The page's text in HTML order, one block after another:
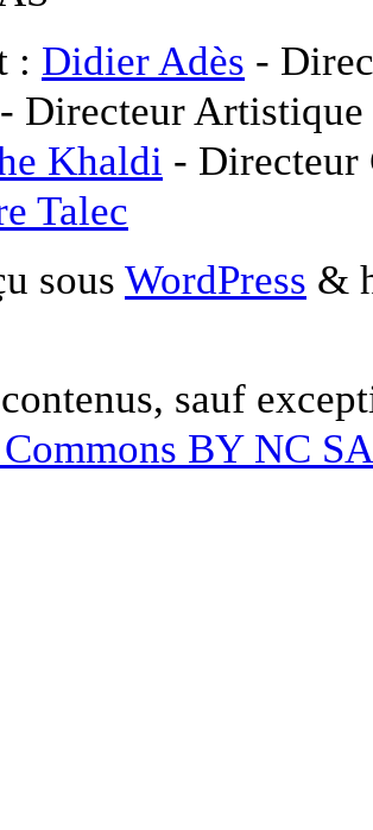
: Didier Adès -
- Directeur
Khaldi -
Talec
sous WordPress &
sauf
BY NC SA